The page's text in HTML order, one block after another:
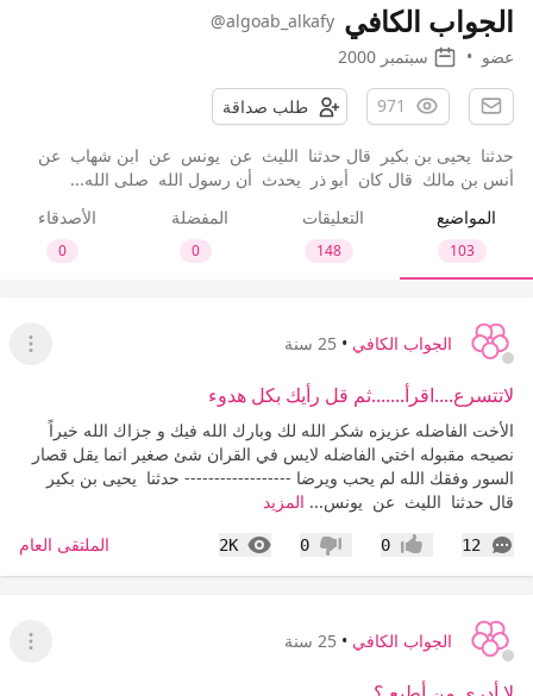
الجواب الكافي @algoab_alkafy
عضو • سبتمبر 2000
971 طلب صداقة
‏حدثنا ‏ ‏يحيى بن بكير ‏ ‏قال حدثنا ‏ ‏الليث ‏ ‏عن ‏ ‏يونس ‏ ‏عن ‏ ‏ابن شهاب ‏ ‏عن ‏
‏أنس بن مالك ‏ ‏قال كان ‏ ‏أبو ذر ‏ ‏يحدث ‏ ‏أن رسول الله ‏ ‏صلى الله...
المواضيع
103
التعليقات
148
المفضلة
0
الأصدقاء
0
الجواب الكافي • 25 سنة
عرض
لاتتسرع....اقرأ.......ثم قل رأيك بكل هدوء
الأخت الفاضله عزيزه شكر الله لك وبارك الله فيك و جزاك الله خيراً
نصيحه مقبوله اختي الفاضله لايس في القران شئ صغير انما يقل قصار
السور وفقك الله لم يحب ويرضا ------------------ ‏حدثنا ‏ ‏يحيى بن بكير ‏
‏قال حدثنا ‏ ‏الليث ‏ ‏عن ‏ ‏يونس... المزيد
12
التعليقات إعجاب0 عدم إعجاب
0
2K
المشاهدات الملتقى العام
الجواب الكافي • 25 سنة
عرض